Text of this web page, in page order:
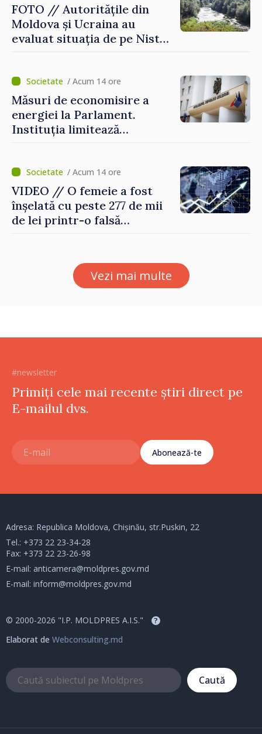
FOTO // Autoritățile din
Moldova și Ucraina au
evaluat situația de pe Nistru
/ Acum 14 ore
Măsuri de economisire a
energiei la Parlament.
Instituția limitează
/ Acum 14 ore
VIDEO // O femeie a fost
înșelată cu peste 277 de mii
de lei printr-o falsă
Vezi mai multe
#newsletter
Primiți cele mai recente știri direct pe
E-mailul dvs.
Abonează-te
Adresa: Republica Moldova, Chișinău, str.Puskin, 22
Tel.: +373 22 23-34-28
Fax: +373 22 23-26-98
E-mail: anticamera@moldpres.gov.md
E-mail: inform@moldpres.gov.md
© 2000-2026 "I.P. MOLDPRES A.I.S." ?
Elaborat de Webconsulting.md
Caută